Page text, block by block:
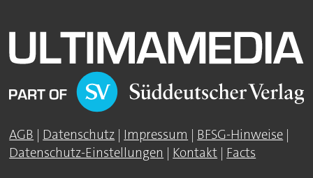
AGB | Datenschutz | Impressum | BFSG-Hinweise |
Datenschutz-Einstellungen | Kontakt | Facts